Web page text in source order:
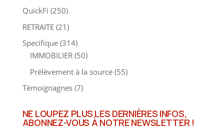
QuickFi (250)
RETRAITE(21)
Specifique(314)
IMMOBILIER(50)
Prélèvement à la source(55)
Témoignagnes(7)
NE LOUPEZ PLUS LES DERNIÈRES INFOS,
ABONNEZ-VOUS À NOTRE NEWSLETTER !